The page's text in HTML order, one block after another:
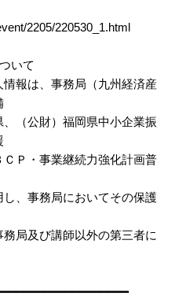
2205/220530_1.html
いて
は、事務局（九州経済産
公財）福岡県中小企業振
・事業継続力強化計画普
事務局においてその保護
及び講師以外の第三者に